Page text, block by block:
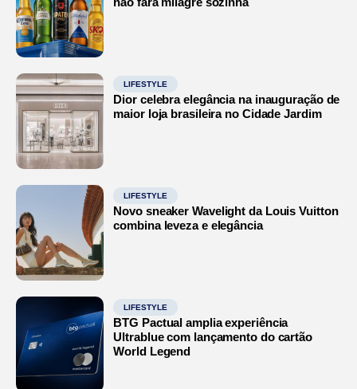
LIFESTYLE
Dior celebra elegância na inauguração de
maior loja brasileira no Cidade Jardim
LIFESTYLE
Novo sneaker Wavelight da Louis Vuitton
combina leveza e elegância
LIFESTYLE
BTG Pactual amplia experiência
Ultrablue com lançamento do cartão
World Legend